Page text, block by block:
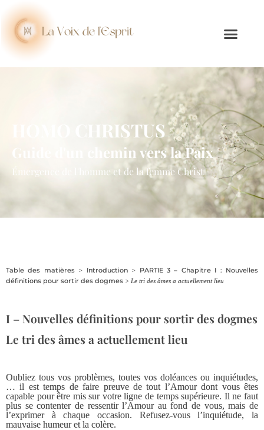
HOMO CHRISTUS
Guide d'un chemin vers la Paix
Émergence de l'homme et de la femme Christ
Table des matières> Introduction>
PARTIE 3 – Chapitre I : Nouvelles
définitions pour sortir des dogmes > Le tri des âmes a actuellement lieu
I – Nouvelles définitions pour sortir des dogmes
Le tri des âmes a actuellement lieu
Oubliez tous vos problèmes, toutes vos doléances ou inquiétudes,
… il est temps de faire preuve de tout l’Amour dont vous êtes
capable pour être mis sur votre ligne de temps supérieure. Il ne faut
plus se contenter de ressentir l’Amour au fond de vous, mais de
l’exprimer à chaque occasion. Refusez-vous l’inquiétude, la
mauvaise humeur et la colère.